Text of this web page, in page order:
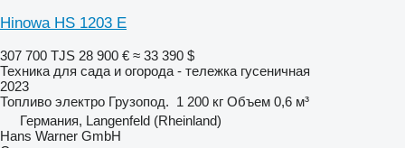
Hinowa HS 1203 E
307 700 TJS 28 900 € ≈ 33 390 $
Техника для сада и огорода - тележка гусеничная
2023
Топливо электро Грузопод. 1 200 кг Объем 0,6 м³
Германия, Langenfeld (Rheinland)
Hans Warner GmbH